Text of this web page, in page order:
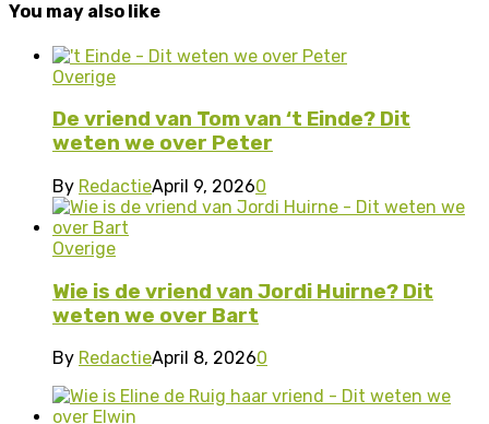
You may also like
Overige
De vriend van Tom van ‘t Einde? Dit
weten we over Peter
By RedactieApril 9, 20260
Overige
Wie is de vriend van Jordi Huirne? Dit
weten we over Bart
By RedactieApril 8, 20260